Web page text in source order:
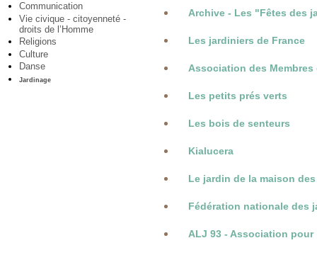
Communication
Vie civique - citoyenneté -
droits de l’Homme
Religions
Culture
Danse
Jardinage
Archive - Les "Fêtes des
Les jardiniers de France
Association des Membres
Les petits prés verts
Les bois de senteurs
Kialucera
Le jardin de la maison
Fédération nationale des
ALJ 93 - Association